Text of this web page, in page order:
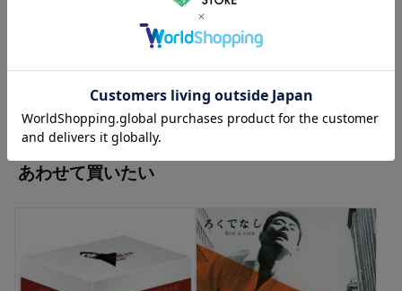
レビューを評価するには
レビューを書く
あわせて買いたい